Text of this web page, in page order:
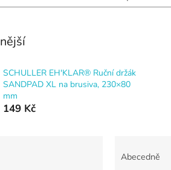
SCHULLER EH'KLAR® Ruční držák
SANDPAD XL na brusiva, 230×80
mm
149 Kč
Abecedně